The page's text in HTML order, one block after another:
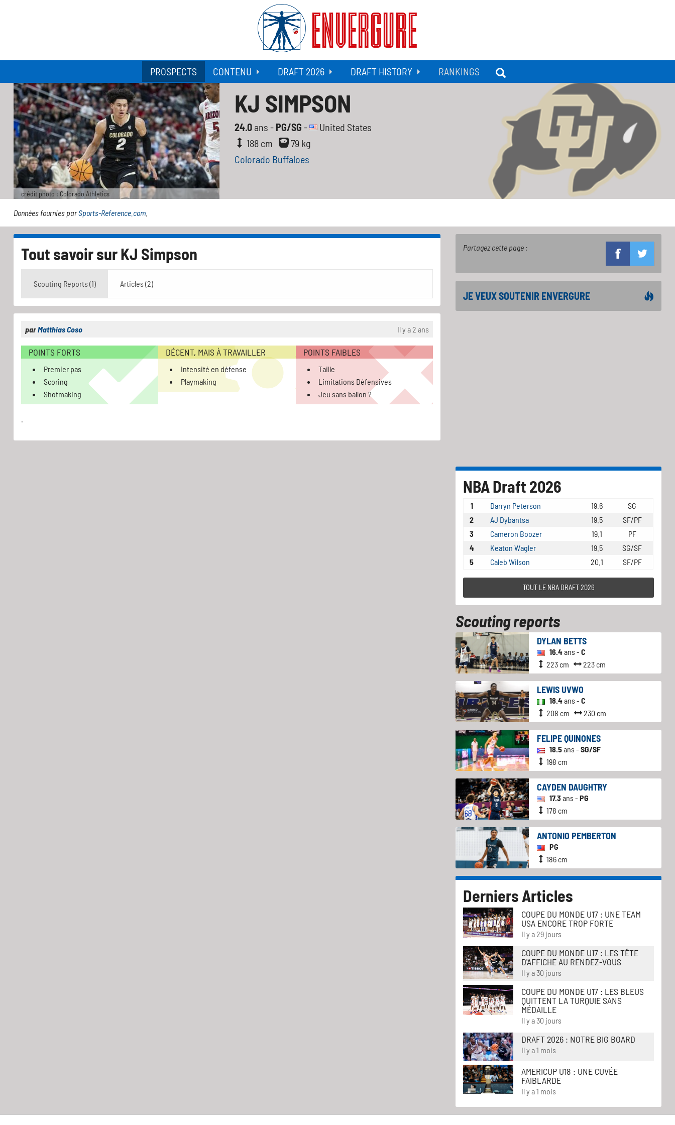
ENVERGURE
PROSPECTS CONTENU DRAFT 2026 DRAFT HISTORY RANKINGS
crédit photo : Colorado Athletics
KJ SIMPSON
24.0ans - PG/SG -
United States
188 cm
79 kg
Colorado Buffaloes
Données fournies parSports-Reference.com
Tout savoir surKJ Simpson
Scouting Reports (1) Articles (2)
parMatthias Coso Il y a 2 ans
POINTS FORTS
Premier pas
Scoring
Shotmaking
DÉCENT, MAIS À TRAVAILLER
Intensité en défense
Playmaking
POINTS FAIBLES
Taille
Limitations Défensives
Jeu sans ballon ?
Partagez cette page :
JE VEUX SOUTENIR ENVERGURE
NBA Draft 2026
1 Darryn Peterson 19.6
SG
2
AJ Dybantsa 19.5
SF/PF
3
Cameron Boozer 19.1
PF
4
Keaton Wagler 19.5
SG/SF
5
Caleb Wilson 20.1 SF/PF
TOUT LE NBA DRAFT 2026
Scouting reports
DYLAN BETTS
16.4ans -C
223 cm
223 cm
LEWIS UVWO
18.4ans -C
208 cm
230 cm
FELIPE QUINONES
18.5ans -SG/SF
198 cm
CAYDEN DAUGHTRY
17.3ans -PG
178 cm
ANTONIO PEMBERTON
PG
186 cm
Derniers Articles
COUPE DU MONDE U17 : UNE TEAM
USA ENCORE TROP FORTE
Il y a 29 jours
COUPE DU MONDE U17 : LES TÊTE
D'AFFICHE AU RENDEZ-VOUS
Il y a 30 jours
COUPE DU MONDE U17 : LES BLEUS
QUITTENT LA TURQUIE SANS
MÉDAILLE
Il y a 30 jours
DRAFT 2026 : NOTRE BIG BOARD
Il y a 1 mois
AMERICUP U18 : UNE CUVÉE
FAIBLARDE
Il y a 1 mois